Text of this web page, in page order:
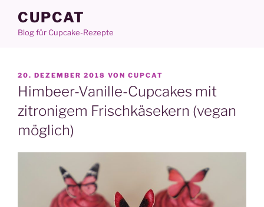
Inhalt
springen
CUPCAT
Blog für Cupcake-Rezepte
VERÖFFENTLICHT
AM
20. DEZEMBER 2018 VON CUPCAT
Himbeer-Vanille-Cupcakes mit
zitronigem Frischkäsekern (vegan
möglich)